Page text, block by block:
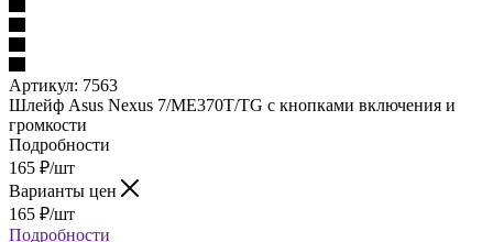
Артикул: 7563
Шлейф Asus Nexus 7/ME370T/TG с кнопками включения и
громкости
Подробности
165 ₽/шт
Варианты цен
165 ₽/шт
Подробности